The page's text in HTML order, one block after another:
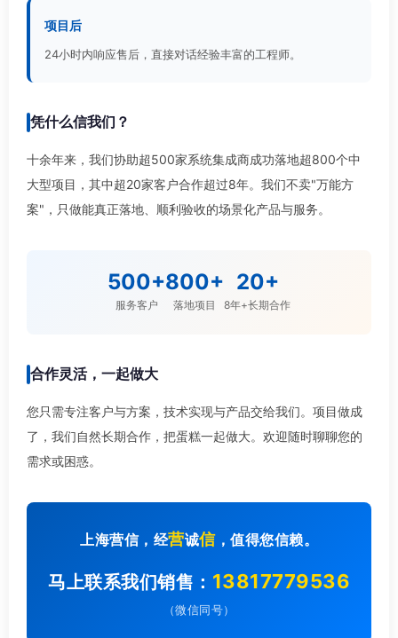
项目后
24小时内响应售后，直接对话经验丰富的工程师。
凭什么信我们？
十余年来，我们协助超500家系统集成商成功落地超800个中
大型项目，其中超20家客户合作超过8年。我们不卖"万能方
案"，只做能真正落地、顺利验收的场景化产品与服务。
500+
服务客户
800+
落地项目
20+
8年+长期合作
合作灵活，一起做大
您只需专注客户与方案，技术实现与产品交给我们。项目做成
了，我们自然长期合作，把蛋糕一起做大。欢迎随时聊聊您的
需求或困惑。
上海营信，经营诚信，值得您信赖。
马上联系我们销售： 13817779536
（微信同号）